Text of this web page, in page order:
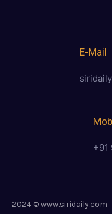
E-Mail
+91
2024 © www.siridaily.com